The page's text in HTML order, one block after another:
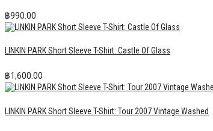
฿990.00
LINKIN PARK Short Sleeve T-Shirt: Castle Of Glass
฿1,600.00
LINKIN PARK Short Sleeve T-Shirt: Tour 2007 Vintage Washed